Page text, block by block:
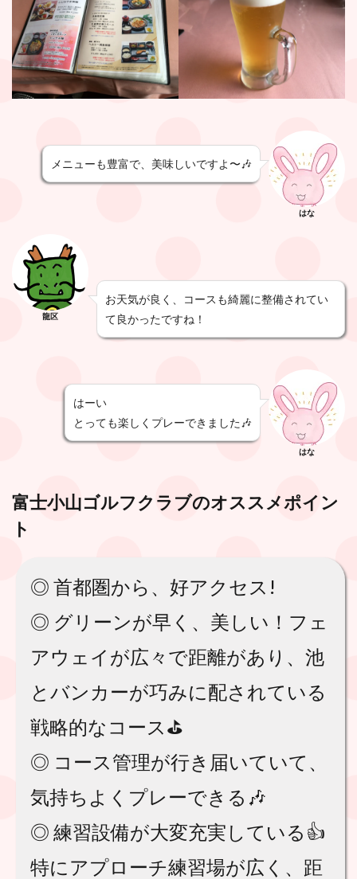
メニューも豊富で、美味しいですよ〜🎶
はな
龍区
お天気が良く、コースも綺麗に整備されてい
て良かったですね！
はーい
とっても楽しくプレーできました🎶
はな
富士小山ゴルフクラブのオススメポイン
ト
◎ 首都圏から、好アクセス!
◎ グリーンが早く、美しい！フェ
アウェイが広々で距離があり、池
とバンカーが巧みに配されている
戦略的なコース⛳️
◎ コース管理が行き届いていて、
気持ちよくプレーできる🎶
◎ 練習設備が大変充実している👍
特にアプローチ練習場が広く、距